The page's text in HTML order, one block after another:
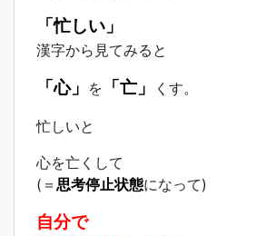
「忙しい」
漢字から見てみると
「心」 を 「亡」 くす。
忙しいと
心を亡くして
(＝ 思考停止状態になって)
自分で